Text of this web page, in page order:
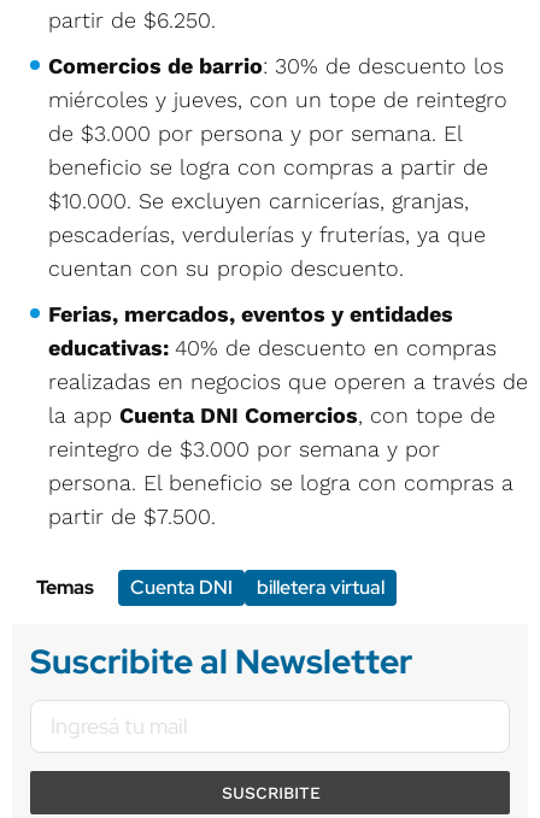
partir de $6.250.
Comercios de barrio: 30% de descuento los
miércoles y jueves, con un tope de reintegro
de $3.000 por persona y por semana. El
beneficio se logra con compras a partir de
$10.000. Se excluyen carnicerías, granjas,
pescaderías, verdulerías y fruterías, ya que
cuentan con su propio descuento.
Ferias, mercados, eventos y entidades
educativas: 40% de descuento en compras
realizadas en negocios que operen a través de
la app Cuenta DNI Comercios, con tope de
reintegro de $3.000 por semana y por
persona. El beneficio se logra con compras a
partir de $7.500.
Temas Cuenta DNI billetera virtual
Suscribite al Newsletter
SUSCRIBITE